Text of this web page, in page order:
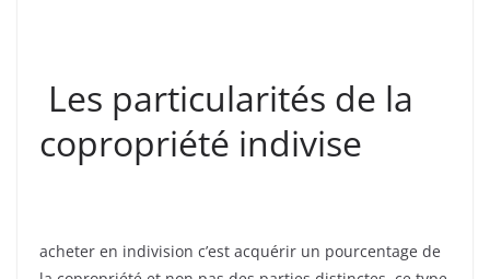
Les particularités de la
copropriété indivise
acheter en indivision c’est acquérir un pourcentage de